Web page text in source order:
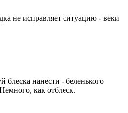
не исправляет ситуацию - веки
блеска нанести - беленького
как отблеск.